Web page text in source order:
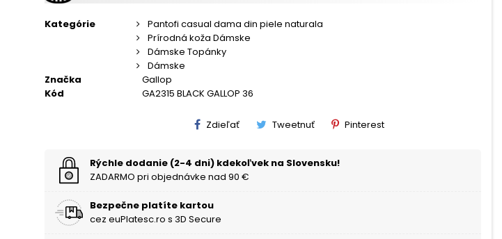
Kategórie
Pantofi casual dama din piele naturala
Prírodná koža Dámske
Dámske Topánky
Dámske
Značka
Gallop
Kód
GA2315 BLACK GALLOP 36
Zdieľať Tweetnuť Pinterest
Rýchle dodanie (2-4 dni) kdekoľvek na Slovensku!
ZADARMO pri objednávke nad 90 €
Bezpečne platíte kartou
cez euPlatesc.ro s 3D Secure